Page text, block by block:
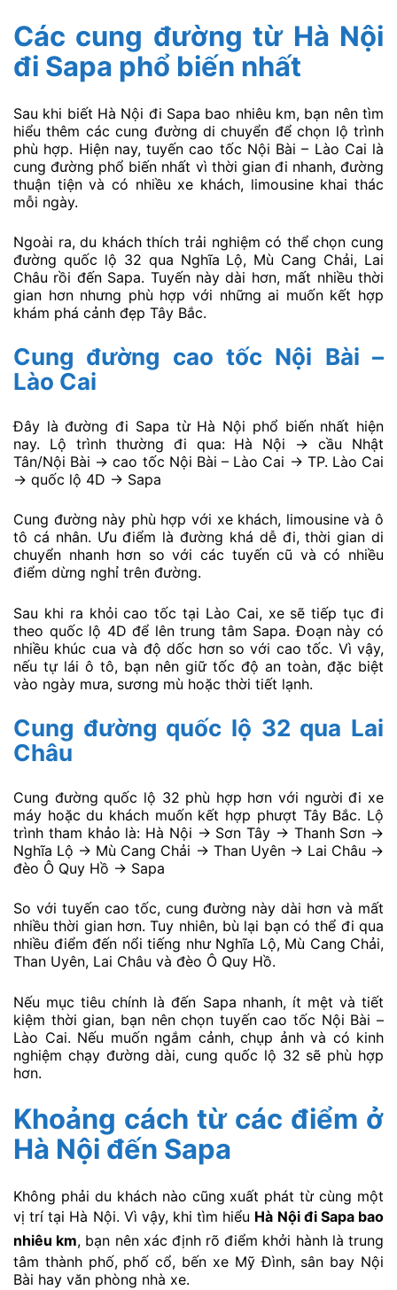
Các cung đường từ Hà Nội
đi Sapa phổ biến nhất
Sau khi biết Hà Nội đi Sapa bao nhiêu km, bạn nên tìm
hiểu thêm các cung đường di chuyển để chọn lộ trình
phù hợp. Hiện nay, tuyến cao tốc Nội Bài – Lào Cai là
cung đường phổ biến nhất vì thời gian đi nhanh, đường
thuận tiện và có nhiều xe khách, limousine khai thác
mỗi ngày.
Ngoài ra, du khách thích trải nghiệm có thể chọn cung
đường quốc lộ 32 qua Nghĩa Lộ, Mù Cang Chải, Lai
Châu rồi đến Sapa. Tuyến này dài hơn, mất nhiều thời
gian hơn nhưng phù hợp với những ai muốn kết hợp
khám phá cảnh đẹp Tây Bắc.
Cung đường cao tốc Nội Bài –
Lào Cai
Đây là đường đi Sapa từ Hà Nội phổ biến nhất hiện
nay. Lộ trình thường đi qua: Hà Nội → cầu Nhật
Tân/Nội Bài → cao tốc Nội Bài – Lào Cai → TP. Lào Cai
→ quốc lộ 4D → Sapa
Cung đường này phù hợp với xe khách, limousine và ô
tô cá nhân. Ưu điểm là đường khá dễ đi, thời gian di
chuyển nhanh hơn so với các tuyến cũ và có nhiều
điểm dừng nghỉ trên đường.
Sau khi ra khỏi cao tốc tại Lào Cai, xe sẽ tiếp tục đi
theo quốc lộ 4D để lên trung tâm Sapa. Đoạn này có
nhiều khúc cua và độ dốc hơn so với cao tốc. Vì vậy,
nếu tự lái ô tô, bạn nên giữ tốc độ an toàn, đặc biệt
vào ngày mưa, sương mù hoặc thời tiết lạnh.
Cung đường quốc lộ 32 qua Lai
Châu
Cung đường quốc lộ 32 phù hợp hơn với người đi xe
máy hoặc du khách muốn kết hợp phượt Tây Bắc. Lộ
trình tham khảo là: Hà Nội → Sơn Tây → Thanh Sơn →
Nghĩa Lộ → Mù Cang Chải → Than Uyên → Lai Châu →
đèo Ô Quy Hồ → Sapa
So với tuyến cao tốc, cung đường này dài hơn và mất
nhiều thời gian hơn. Tuy nhiên, bù lại bạn có thể đi qua
nhiều điểm đến nổi tiếng như Nghĩa Lộ, Mù Cang Chải,
Than Uyên, Lai Châu và đèo Ô Quy Hồ.
Nếu mục tiêu chính là đến Sapa nhanh, ít mệt và tiết
kiệm thời gian, bạn nên chọn tuyến cao tốc Nội Bài –
Lào Cai. Nếu muốn ngắm cảnh, chụp ảnh và có kinh
nghiệm chạy đường dài, cung quốc lộ 32 sẽ phù hợp
hơn.
Khoảng cách từ các điểm ở
Hà Nội đến Sapa
Không phải du khách nào cũng xuất phát từ cùng một
vị trí tại Hà Nội. Vì vậy, khi tìm hiểu Hà Nội đi Sapa bao
nhiêu km, bạn nên xác định rõ điểm khởi hành là trung
tâm thành phố, phố cổ, bến xe Mỹ Đình, sân bay Nội
Bài hay văn phòng nhà xe.